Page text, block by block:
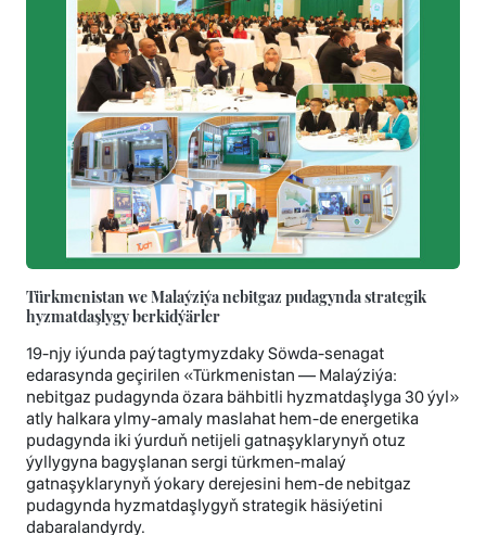
Türkmenistan we Malaýziýa nebitgaz pudagynda strategik
hyzmatdaşlygy berkidýärler
19-njy iýunda paýtagtymyzdaky Söwda-senagat
edarasynda geçirilen «Türkmenistan — Malaýziýa:
nebitgaz pudagynda özara bähbitli hyzmatdaşlyga 30 ýyl»
atly halkara ylmy-amaly maslahat hem-de energetika
pudagynda iki ýurduň netijeli gatnaşyklarynyň otuz
ýyllygyna bagyşlanan sergi türkmen-malaý
gatnaşyklarynyň ýokary derejesini hem-de nebitgaz
pudagynda hyzmatdaşlygyň strategik häsiýetini
dabaralandyrdy.